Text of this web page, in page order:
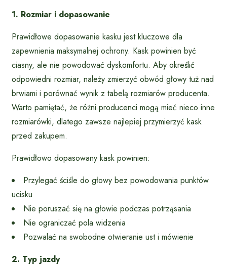
1. Rozmiar i dopasowanie
Prawidłowe dopasowanie kasku jest kluczowe dla
zapewnienia maksymalnej ochrony. Kask powinien być
ciasny, ale nie powodować dyskomfortu. Aby określić
odpowiedni rozmiar, należy zmierzyć obwód głowy tuż nad
brwiami i porównać wynik z tabelą rozmiarów producenta.
Warto pamiętać, że różni producenci mogą mieć nieco inne
rozmiarówki, dlatego zawsze najlepiej przymierzyć kask
przed zakupem.
Prawidłowo dopasowany kask powinien:
Przylegać ściśle do głowy bez powodowania punktów
ucisku
Nie poruszać się na głowie podczas potrząsania
Nie ograniczać pola widzenia
Pozwalać na swobodne otwieranie ust i mówienie
2. Typ jazdy